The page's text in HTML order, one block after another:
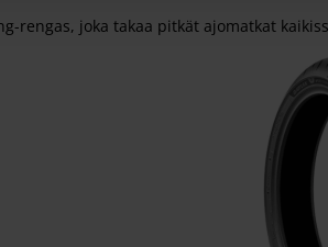
rengas, joka takaa pitkät ajomatkat